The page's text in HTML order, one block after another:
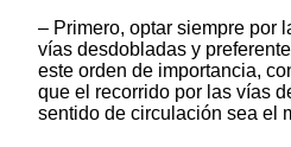
– Primero, optar siempre por
vías desdobladas y
este orden de importancia,
que el recorrido por las vías
sentido de circulación sea el